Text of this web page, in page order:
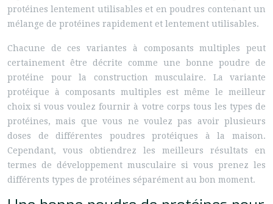
protéines lentement utilisables et en poudres contenant un
mélange de protéines rapidement et lentement utilisables.
Chacune de ces variantes à composants multiples peut
certainement être décrite comme une bonne poudre de
protéine pour la construction musculaire. La variante
protéique à composants multiples est même le meilleur
choix si vous voulez fournir à votre corps tous les types de
protéines, mais que vous ne voulez pas avoir plusieurs
doses de différentes poudres protéiques à la maison.
Cependant, vous obtiendrez les meilleurs résultats en
termes de développement musculaire si vous prenez les
différents types de protéines séparément au bon moment.